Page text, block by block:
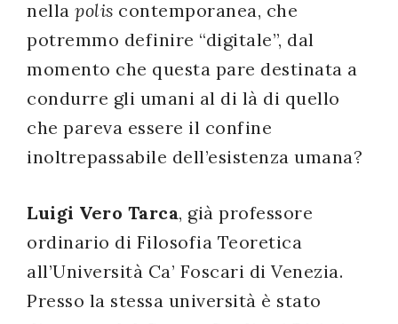
nella polis contemporanea, che
potremmo definire “digitale”, dal
momento che questa pare destinata a
condurre gli umani al di là di quello
che pareva essere il confine
inoltrepassabile dell’esistenza umana?
Luigi Vero Tarca, già professore
ordinario di Filosofia Teoretica
all’Università Ca’ Foscari di Venezia.
Presso la stessa università è stato